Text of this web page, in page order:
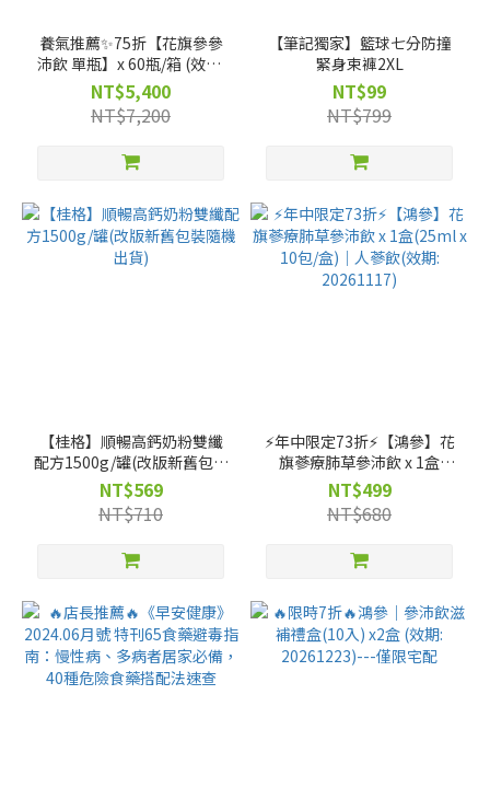
養氣推薦✨75折【花旗參參
沛飲 單瓶】x 60瓶/箱 (效期:
20261223)---僅限宅配
NT$5,400
NT$7,200
【筆記獨家】籃球七分防撞
緊身束褲2XL
NT$99
NT$799
【桂格】順暢高鈣奶粉雙纖
配方1500g/罐(改版新舊包裝
隨機出貨)
NT$569
NT$710
⚡年中限定73折⚡【鴻參】花
旗蔘療肺草參沛飲 x 1盒
(25ml x 10包/盒)｜人蔘飲
(效期: 20261117)
NT$499
NT$680